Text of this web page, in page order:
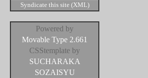
Syndicate this site (XML)
Powered by
Movable Type 2.661
CSStemplate by
SUCHARAKA
SOZAISYU